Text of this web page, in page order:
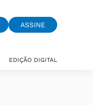
ASSINE
EDIÇÃO DIGITAL